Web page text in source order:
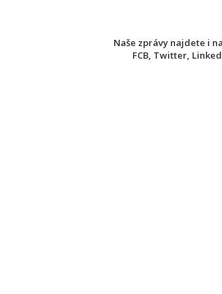
Naše zprávy najdete i
FCB, Twitter,